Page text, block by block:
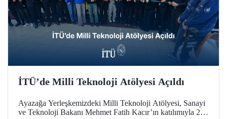
İTÜ’de Milli Teknoloji Atölyesi Açıldı
Ayazağa Yerleşkemizdeki Milli Teknoloji Atölyesi, Sanayi
ve Teknoloji Bakanı Mehmet Fatih Kacır’ın katılımıyla 27